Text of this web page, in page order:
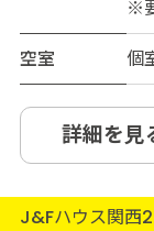
※
空室
個
詳細を見
J&Fハウス関西